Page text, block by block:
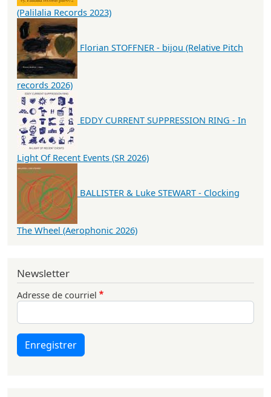
(Palilalia Records 2023)
Florian STOFFNER - bijou (Relative Pitch
records 2026)
EDDY CURRENT SUPPRESSION RING - In
Light Of Recent Events (SR 2026)
BALLISTER & Luke STEWART - Clocking
The Wheel (Aerophonic 2026)
Newsletter
Adresse de courriel
Enregistrer